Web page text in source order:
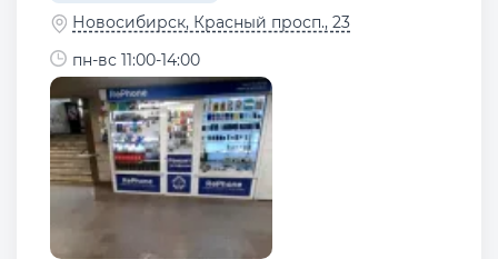
Новосибирск, Красный просп., 23
пн-вс 11:00-14:00